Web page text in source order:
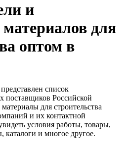
и
для
оптом в
список
поставщиков Российской
для строительства
и их контактной
условия работы, товары,
каталоги и многое другое.